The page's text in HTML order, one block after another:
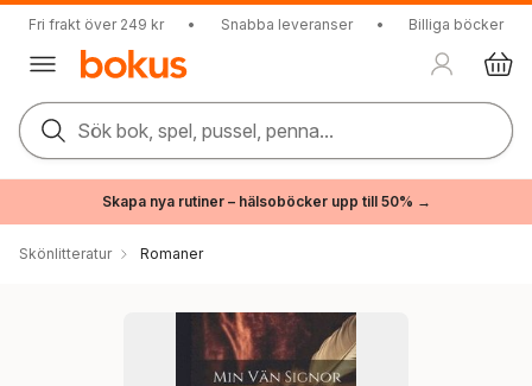
Fri frakt över 249 kr • Snabba leveranser • Billiga böcker
Sök bok, spel, pussel, penna...
Skapa nya rutiner – hälsoböcker upp till 50% →
Skönlitteratur Romaner